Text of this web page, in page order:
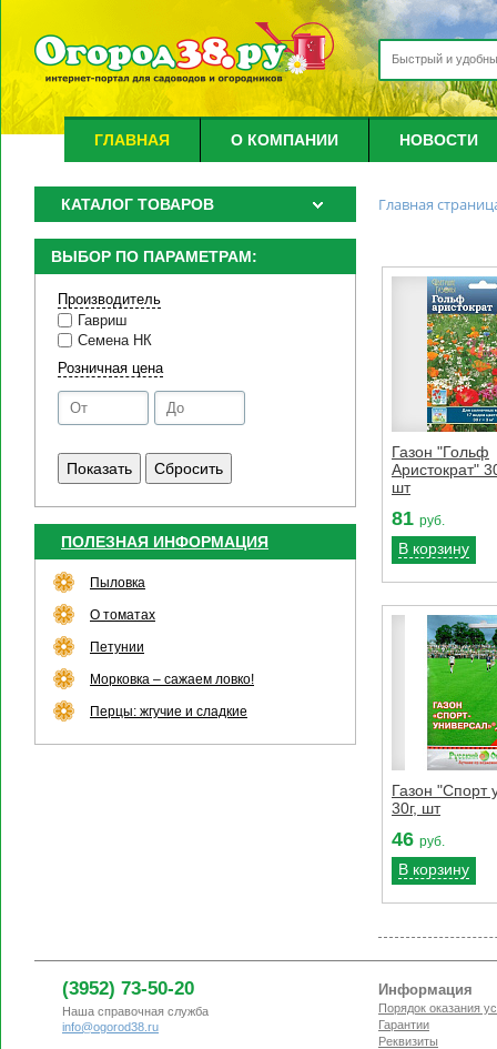
ГЛАВНАЯ О КОМПАНИИ НОВОСТИ
КАТАЛОГ ТОВАРОВ
ВЫБОР ПО ПАРАМЕТРАМ:
Производитель
Гавриш
Семена НК
Розничная цена
ПОЛЕЗНАЯ ИНФОРМАЦИЯ
Пыловка
О томатах
Петунии
Морковка – сажаем ловко!
Перцы: жгучие и сладкие
Главная
Газон "Гольф
Аристократ"
шт
81 руб.
В корзину
Газон "Спорт
30г, шт
46 руб.
В корзину
(3952) 73-50-20
Наша справочная служба
info@ogorod38.ru
Информация
Порядок оказания
Гарантии
Реквизиты